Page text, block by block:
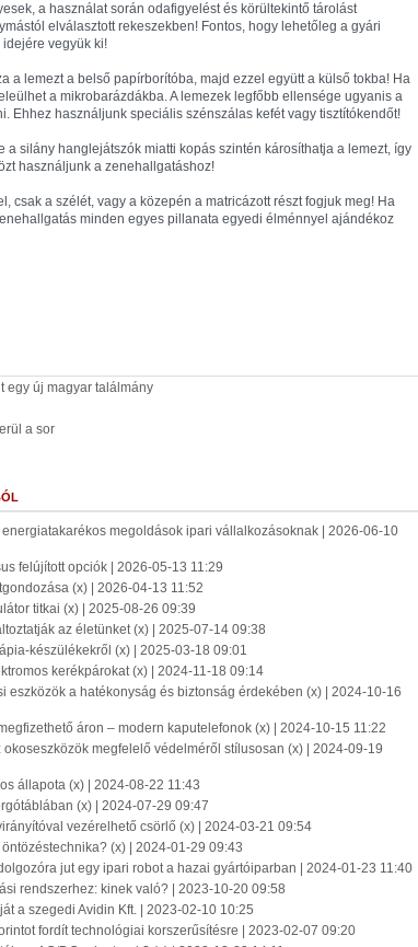
a használat során odafigyelést és körültekintő tárolást
elválasztott rekeszekben! Fontos, hogy lehetőleg a gyári
vegyük ki!
a lemezt a belső papírborítóba, majd ezzel együtt a külső tokba! Ha
a mikrobarázdákba. A lemezek legfőbb ellensége ugyanis a
Ehhez használjunk speciális szénszálas kefét vagy tisztítókendőt!
a silány hanglejátszók miatti kopás szintén károsíthatja a lemezt, így
használjunk a zenehallgatáshoz!
csak a szélét, vagy a közepén a matricázott részt fogjuk meg! Ha
minden egyes pillanata egyedi élménnyel ajándékoz
egy új magyar találmány
a sor
megoldások ipari vállalkozásoknak | 2026-06-10
felújított opciók | 2026-05-13 11:29
(x) | 2026-04-13 11:52
titkai (x) | 2025-08-26 09:39
az életünket (x) | 2025-07-14 09:38
készülékekről (x) | 2025-03-18 09:01
kerékpárokat (x) | 2024-11-18 09:14
eszközök a hatékonyság és biztonság érdekében (x) | 2024-10-16
áron – modern kaputelefonok (x) | 2024-10-15 11:22
megfelelő védelméről stílusosan (x) | 2024-09-19
állapota (x) | 2024-08-22 11:43
(x) | 2024-07-29 09:47
vezérelhető csörlő (x) | 2024-03-21 09:54
(x) | 2024-01-29 09:43
jut egy ipari robot a hazai gyártóiparban | 2024-01-23 11:40
rendszerhez: kinek való? | 2023-10-20 09:58
a szegedi Avidin Kft. | 2023-02-10 10:25
fordít technológiai korszerűsítésre | 2023-02-07 09:20